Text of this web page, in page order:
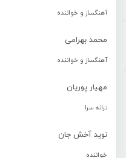
آهنگساز و خواننده
محمد بهرامی
آهنگساز و خواننده
مهیار پوریان
ترانه سرا
نوید آخش جان
خواننده